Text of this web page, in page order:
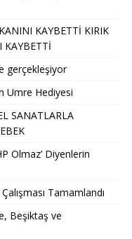
KAYBETTİ KIRIK
KAYBETTİ
gerçekleşiyor
Umre Hediyesi
SANATLARLA
Olmaz’ Diyenlerin
Tamamlandı
Beşiktaş ve